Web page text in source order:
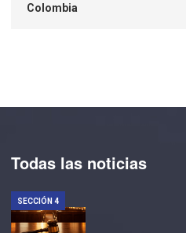
Colombia
Todas las noticias
SECCIÓN 4